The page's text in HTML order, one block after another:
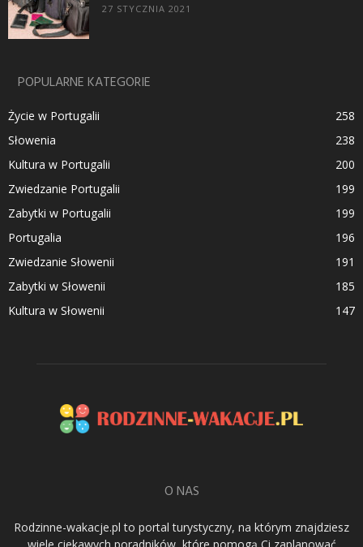
27 STYCZNIA 2021
POPULARNE KATEGORIE
Życie w Portugalii
258
Słowenia
238
Kultura w Portugalii
200
Zwiedzanie Portugalii
199
Zabytki w Portugalii
199
Portugalia
196
Zwiedzanie Słowenii
191
Zabytki w Słowenii
185
Kultura w Słowenii
147
O NAS
Rodzinne-wakacje.pl to portal turystyczny, na którym znajdziesz